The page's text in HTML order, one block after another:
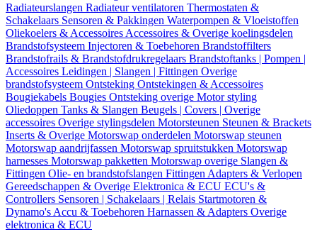
Radiateurslangen Radiateur ventilatoren Thermostaten &
Schakelaars Sensoren & Pakkingen Waterpompen & Vloeistoffen
Oliekoelers & Accessoires Accessoires & Overige koelingsdelen
Brandstofsysteem Injectoren & Toebehoren Brandstoffilters
Brandstofrails & Brandstofdrukregelaars Brandstoftanks | Pompen |
Accessoires Leidingen | Slangen | Fittingen Overige
brandstofsysteem Ontsteking Ontstekingen & Accessoires
Bougiekabels Bougies Ontsteking overige Motor styling
Oliedoppen Tanks & Slangen Beugels | Covers | Overige
accessoires Overige stylingsdelen Motorsteunen Steunen & Brackets
Inserts & Overige Motorswap onderdelen Motorswap steunen
Motorswap aandrijfassen Motorswap spruitstukken Motorswap
harnesses Motorswap pakketten Motorswap overige Slangen &
Fittingen Olie- en brandstofslangen Fittingen Adapters & Verlopen
Gereedschappen & Overige Elektronica & ECU ECU's &
Controllers Sensoren | Schakelaars | Relais Startmotoren &
Dynamo's Accu & Toebehoren Harnassen & Adapters Overige
elektronica & ECU